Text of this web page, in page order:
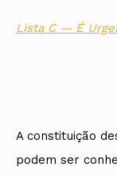
Lista C — É
A constituição
podem ser